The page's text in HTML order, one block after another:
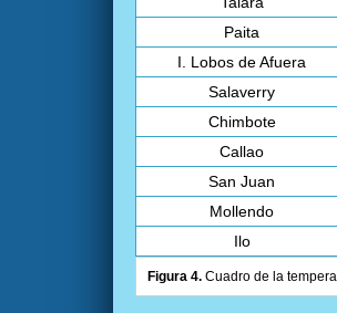
Paita
I. Lobos de Afuera
Salaverry
Chimbote
Callao
San Juan
Mollendo
Ilo
Figura 4. Cuadro de la